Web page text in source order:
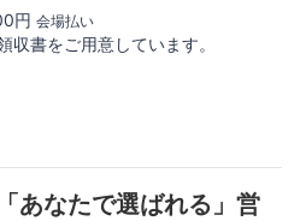
円 会場払い
収書をご用意しています。
あなたで選ばれる」営